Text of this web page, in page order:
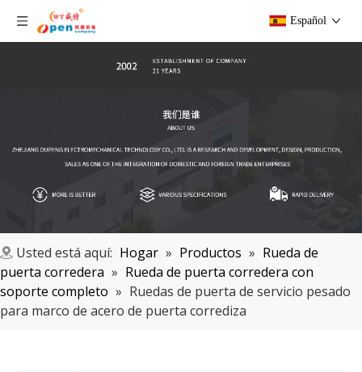
Español
Usted está aquí: Hogar » Productos » Rueda de
puerta corredera » Rueda de puerta corredera con
soporte completo » Ruedas de puerta de servicio pesado
para marco de acero de puerta corrediza